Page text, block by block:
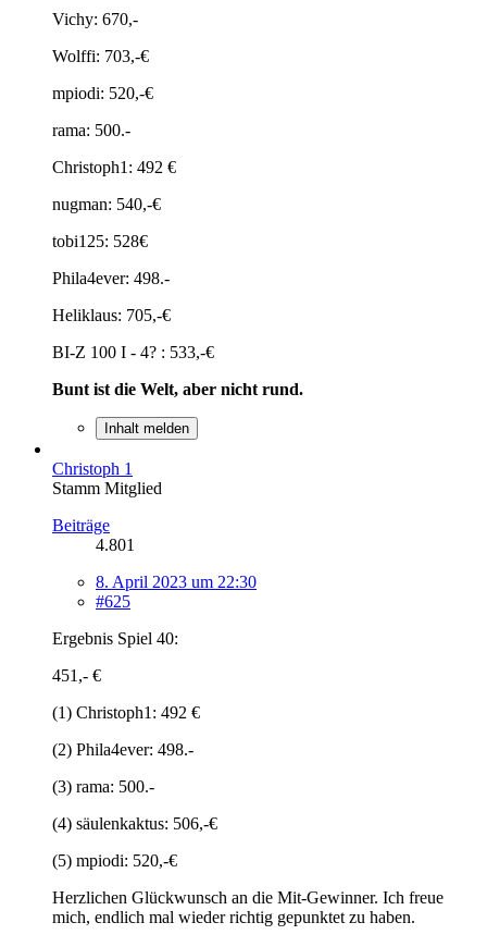
Vichy: 670,-
Wolffi: 703,-€
mpiodi: 520,-€
rama: 500.-
Christoph1: 492 €
nugman: 540,-€
tobi125: 528€
Phila4ever: 498.-
Heliklaus: 705,-€
BI-Z 100 I - 4? : 533,-€
Bunt ist die Welt, aber nicht rund.
Inhalt melden
Christoph 1
Stamm Mitglied
Beiträge
4.801
8. April 2023 um 22:30
#625
Ergebnis Spiel 40:
451,- €
(1) Christoph1: 492 €
(2) Phila4ever: 498.-
(3) rama: 500.-
(4) säulenkaktus: 506,-€
(5) mpiodi: 520,-€
Herzlichen Glückwunsch an die Mit-Gewinner. Ich freue
mich, endlich mal wieder richtig gepunktet zu haben.